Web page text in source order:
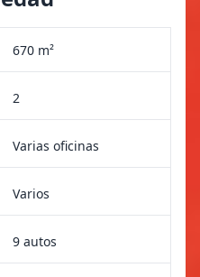
670 m²
2
Varias oficinas
Varios
9 autos